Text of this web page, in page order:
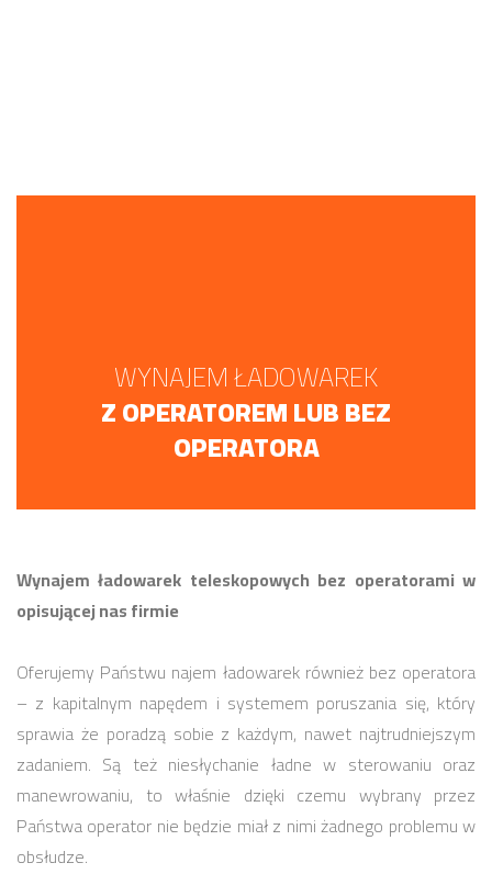
WYNAJEM ŁADOWAREK
Z OPERATOREM LUB BEZ
OPERATORA
Wynajem ładowarek teleskopowych bez operatorami w
opisującej nas firmie
Oferujemy Państwu najem ładowarek również bez operatora
– z kapitalnym napędem i systemem poruszania się, który
sprawia że poradzą sobie z każdym, nawet najtrudniejszym
zadaniem. Są też niesłychanie ładne w sterowaniu oraz
manewrowaniu, to właśnie dzięki czemu wybrany przez
Państwa operator nie będzie miał z nimi żadnego problemu w
obsłudze.